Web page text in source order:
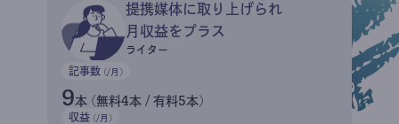
提携媒体に取り上げられ
月収益をプラス
ライター
記事数 (/月)
9本 (無料4本 / 有料5本)
収益 (/月)